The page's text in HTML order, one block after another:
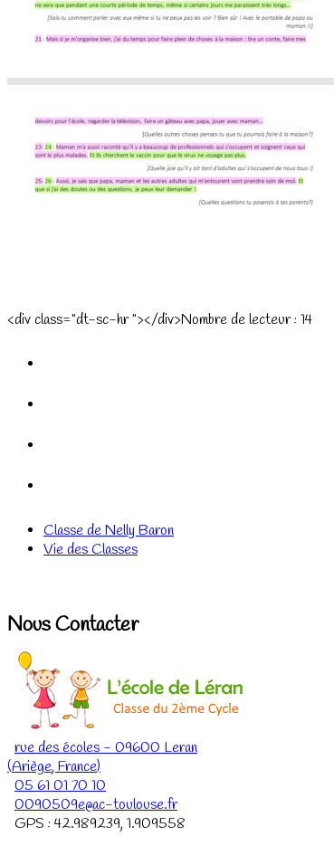
<div class="dt-sc-hr "></div>Nombre de lecteur : 14
Classe de Nelly Baron
Vie des Classes
Nous Contacter
rue des écoles - 09600 Leran
(Ariège, France)
05 61 01 70 10
0090509e@ac-toulouse.fr
GPS : 42.989239, 1.909558